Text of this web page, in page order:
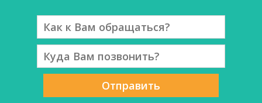
Отправить